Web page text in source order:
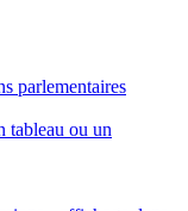
parlementaires
tableau ou un